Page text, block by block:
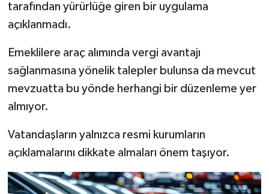
tarafından yürürlüğe giren bir uygulama
açıklanmadı.
Emeklilere araç alımında vergi avantajı
sağlanmasına yönelik talepler bulunsa da mevcut
mevzuatta bu yönde herhangi bir düzenleme yer
almıyor.
Vatandaşların yalnızca resmi kurumların
açıklamalarını dikkate almaları önem taşıyor.